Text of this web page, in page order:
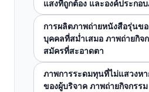
แสงที่ถูกต้อง และองค์ประกอ
การผลิตภาพถ่ายหนังสือรุ่นขอ
บุคคลที่สม่ำเสมอ ภาพถ่ายกิ
สมัครที่สะอาดตา
ภาพการระดมทุนที่ไม่แสวงห
ของผู้บริจาค ภาพถ่ายกิจกรร